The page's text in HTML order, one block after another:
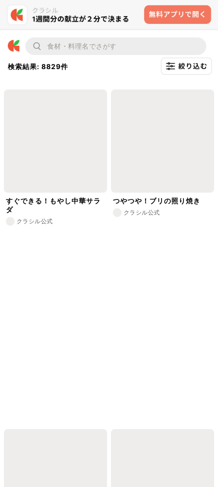
検索結果: 8829件
すぐできる！もやし中華サラ
ダ
クラシル公式
つやつや！ブリの照り焼き
クラシル公式